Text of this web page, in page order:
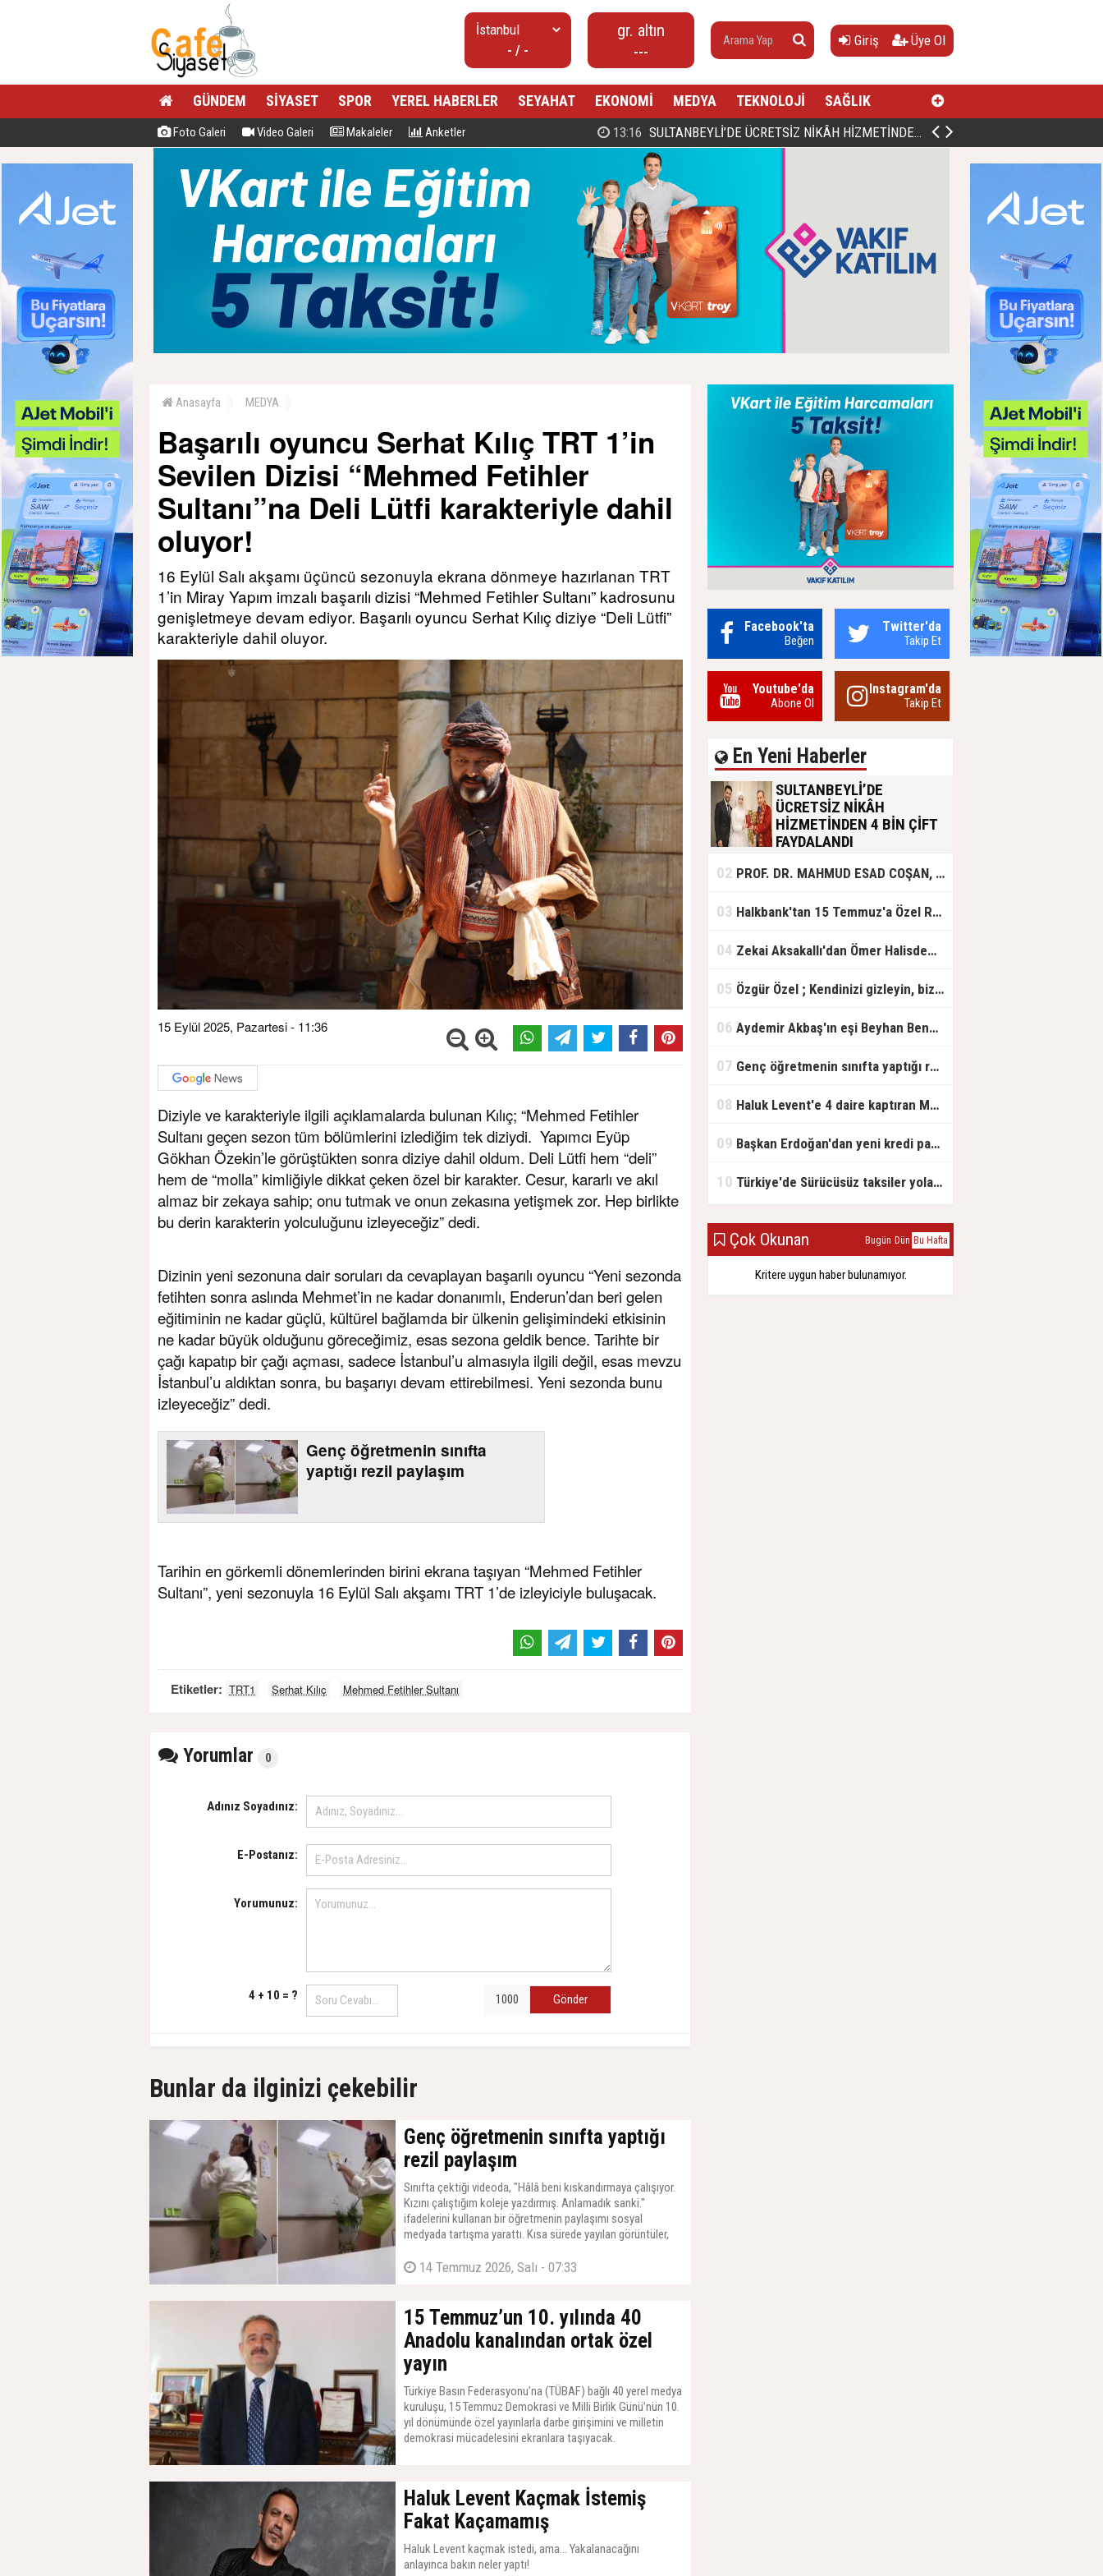
- / -
gr. altın
---
Giriş Üye Ol
GÜNDEM SİYASET SPOR YEREL HABERLER SEYAHAT EKONOMİ MEDYA TEKNOLOJİ SAĞLIK
Foto Galeri Video Galeri Makaleler Anketler 00:27 PROF. DR. MAHMUD ESAD COŞAN, DOĞUMUNUN HİCRÎ 91. YILINDA ELAZIĞ'DA YÂD EDİLECEK
Anasayfa MEDYA
Başarılı oyuncu Serhat Kılıç TRT 1’in
Sevilen Dizisi “Mehmed Fetihler
Sultanı”na Deli Lütfi karakteriyle dahil
oluyor!
16 Eylül Salı akşamı üçüncü sezonuyla ekrana dönmeye hazırlanan TRT
1’in Miray Yapım imzalı başarılı dizisi “Mehmed Fetihler Sultanı” kadrosunu
genişletmeye devam ediyor. Başarılı oyuncu Serhat Kılıç diziye “Deli Lütfi”
karakteriyle dahil oluyor.
15 Eylül 2025, Pazartesi - 11:36
Diziyle ve karakteriyle ilgili açıklamalarda bulunan Kılıç; “Mehmed Fetihler
Sultanı geçen sezon tüm bölümlerini izlediğim tek diziydi. Yapımcı Eyüp
Gökhan Özekin’le görüştükten sonra diziye dahil oldum. Deli Lütfi hem “deli”
hem de “molla” kimliğiyle dikkat çeken özel bir karakter. Cesur, kararlı ve akıl
almaz bir zekaya sahip; onu tutmak ve onun zekasına yetişmek zor. Hep birlikte
bu derin karakterin yolculuğunu izleyeceğiz” dedi.
Dizinin yeni sezonuna dair soruları da cevaplayan başarılı oyuncu “Yeni sezonda
fetihten sonra aslında Mehmet’in ne kadar donanımlı, Enderun’dan beri gelen
eğitiminin ne kadar güçlü, kültürel bağlamda bir ülkenin gelişimindeki etkisinin
ne kadar büyük olduğunu göreceğimiz, esas sezona geldik bence. Tarihte bir
çağı kapatıp bir çağı açması, sadece İstanbul’u almasıyla ilgili değil, esas mevzu
İstanbul’u aldıktan sonra, bu başarıyı devam ettirebilmesi. Yeni sezonda bunu
izleyeceğiz” dedi.
Genç öğretmenin sınıfta
yaptığı rezil paylaşım
Tarihin en görkemli dönemlerinden birini ekrana taşıyan “Mehmed Fetihler
Sultanı”, yeni sezonuyla 16 Eylül Salı akşamı TRT 1’de izleyiciyle buluşacak.
Etiketler: TRT1 Serhat Kılıç Mehmed Fetihler Sultanı
Yorumlar 0
Adınız Soyadınız:
E-Postanız:
Yorumunuz:
4 + 10 = ? Gönder
Bunlar da ilginizi çekebilir
Genç öğretmenin sınıfta yaptığı
rezil paylaşım
Sınıfta çektiği videoda, "Hâlâ beni kıskandırmaya çalışıyor.
Kızını çalıştığım koleje yazdırmış. Anlamadık sanki."
ifadelerini kullanan bir öğretmenin paylaşımı sosyal
medyada tartışma yarattı. Kısa sürede yayılan görüntüler,
sayıda yorum aldı.
14 Temmuz 2026, Salı - 07:33
15 Temmuz’un 10. yılında 40
Anadolu kanalından ortak özel
yayın
Türkiye Basın Federasyonu’na (TÜBAF) bağlı 40 yerel medya
kuruluşu, 15 Temmuz Demokrasi ve Milli Birlik Günü’nün 10.
yıl dönümünde özel yayınlarla darbe girişimini ve milletin
demokrasi mücadelesini ekranlara taşıyacak.
Haluk Levent Kaçmak İstemiş
Fakat Kaçamamış
Haluk Levent kaçmak istedi, ama... Yakalanacağını
anlayınca bakın neler yaptı!
Facebook'ta
Beğen
Twitter'da
Takip Et
Youtube'da
Abone Ol
Instagram'da
Takip Et
En Yeni Haberler
SULTANBEYLİ’DE
ÜCRETSİZ NİKÂH
HİZMETİNDEN 4 BİN ÇİFT
FAYDALANDI
olan gençlere destek amacıyla
başlattığı ücretsiz nikâh hizmetini
başlattıklarını belirten Sultanbeyli
ücretsiz hizmet vermenin
02 PROF. DR. MAHMUD ESAD COŞAN, DOĞUMUNUN HİCRÎ 91. YILINDA ELAZIĞ'DA YÂD EDİLECEK
03 Halkbank'tan 15 Temmuz'a Özel Reklam Filmi: "İrade Bizim, Zafer Bizim"
04 Zekai Aksakallı'dan Ömer Halisdemir'e 'vefa' ziyareti!
05 Özgür Özel ; Kendinizi gizleyin, bizden işaret bekleyin
06 Aydemir Akbaş'ın eşi Beyhan Benek Akbaş hayatını kaybetti
07 Genç öğretmenin sınıfta yaptığı rezil paylaşım
08 Haluk Levent'e 4 daire kaptıran Müteahhit soluğu savcılıkta aldı
09 Başkan Erdoğan'dan yeni kredi paketi müjdesi: 6 ay geri ödemesiz, 36 ay vadeli
10 Türkiye'de Sürücüsüz taksiler yola çıkmaya hazırlanıyor
Çok Okunan Bugün Dün Bu Hafta
Kritere uygun haber bulunamıyor.